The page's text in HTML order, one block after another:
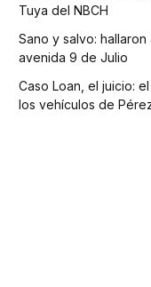
Tuya del NBCH
Sano y salvo:
avenida 9 de Julio
Caso Loan, el juicio:
los vehículos de